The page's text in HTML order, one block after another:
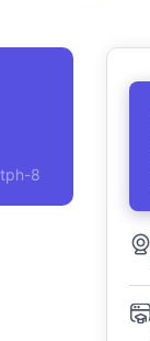
8